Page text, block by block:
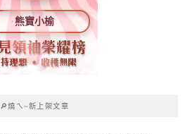
熊寶小榆
🔎燒ㄟ~新上架文章